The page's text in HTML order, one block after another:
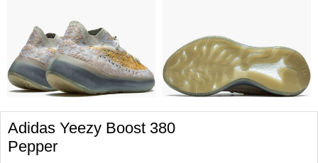
Adidas Yeezy Boost 380
Pepper